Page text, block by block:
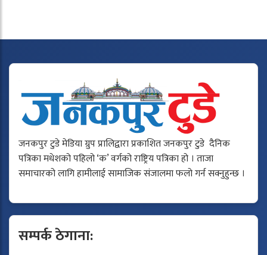
जनकपुर टुडे मेडिया ग्रुप प्रालिद्वारा प्रकाशित जनकपुर टुडे दैनिक
पत्रिका मधेशको पहिलो ‘क’ वर्गको राष्ट्रिय पत्रिका हो । ताजा
समाचारको लागि हामीलाई सामाजिक संजालमा फलो गर्न सक्नुहुन्छ ।
सम्पर्क ठेगाना: